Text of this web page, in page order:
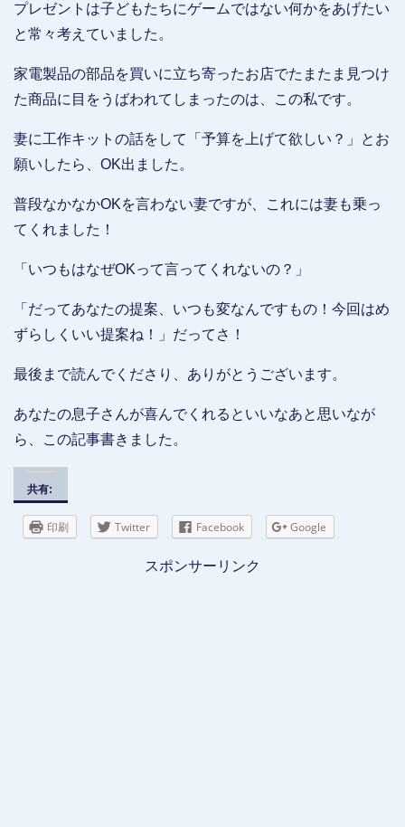
プレゼントは子どもたちにゲームではない何かをあげたい
と常々考えていました。
家電製品の部品を買いに立ち寄ったお店でたまたま見つけ
た商品に目をうばわれてしまったのは、この私です。
妻に工作キットの話をして「予算を上げて欲しい？」とお
願いしたら、OK出ました。
普段なかなかOKを言わない妻ですが、これには妻も乗っ
てくれました！
「いつもはなぜOKって言ってくれないの？」
「だってあなたの提案、いつも変なんですもの！今回はめ
ずらしくいい提案ね！」だってさ！
最後まで読んでくださり、ありがとうございます。
あなたの息子さんが喜んでくれるといいなあと思いなが
ら、この記事書きました。
共有:
印刷 Twitter Facebook Google
スポンサーリンク